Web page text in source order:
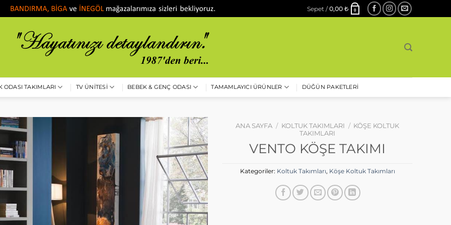
Sepet /0,00 ₺ 0
ODASI TAKIMLARI TV ÜNITESI BEBEK & GENÇ ODASI TAMAMLAYICI ÜRÜNLER DÜĞÜN PAKETLERI
ANA SAYFA / KOLTUK TAKIMLARI / KÖŞE KOLTUK
TAKIMLARI
VENTO KÖŞE TAKIMI
Kategoriler: Koltuk Takımları, Köşe Koltuk Takımları